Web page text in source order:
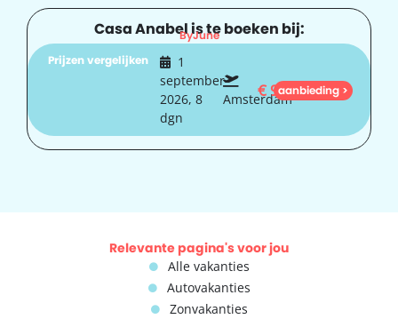
Casa Anabel is te boeken bij:
ByJune
Prijzen vergelijken
1
september
2026, 8
dgn
Amsterdam
€ 985
aanbieding >
Relevante pagina's voor jou
Alle vakanties
Autovakanties
Zonvakanties